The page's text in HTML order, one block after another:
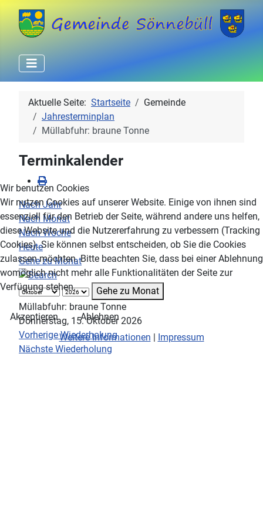
Aktuelle Seite: Startseite
Gemeinde
Jahresterminplan
Müllabfuhr: braune Tonne
Terminkalender
Nach Jahr
Nach Monat
Nach Woche
Heute
Gehe zu Monat
Gehe zu Monat
Müllabfuhr: braune Tonne
Donnerstag, 15. Oktober 2026
Vorherige Wiederholung
Nächste Wiederholung
Wir benutzen Cookies
Wir nutzen Cookies auf unserer Website. Einige von ihnen sind
essenziell für den Betrieb der Seite, während andere uns helfen,
diese Website und die Nutzererfahrung zu verbessern (Tracking
Cookies). Sie können selbst entscheiden, ob Sie die Cookies
zulassen möchten. Bitte beachten Sie, dass bei einer Ablehnung
womöglich nicht mehr alle Funktionalitäten der Seite zur
Verfügung stehen.
Akzeptieren
Ablehnen
Weitere Informationen | Impressum